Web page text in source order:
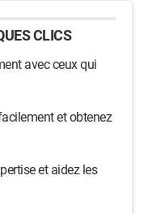
CLICS
avec ceux qui
et obtenez
et aidez les